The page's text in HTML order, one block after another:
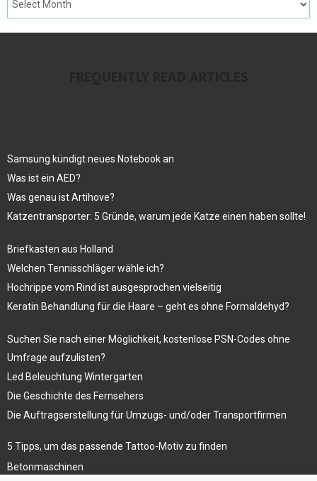
Samsung kündigt neues Notebook an
Was ist ein AED?
Was genau ist Artihove?
Katzentransporter: 5 Gründe, warum jede Katze einen haben sollte!
Briefkasten aus Holland
Welchen Tennisschläger wähle ich?
Hochrippe vom Rind ist ausgesprochen vielseitig
Keratin Behandlung für die Haare – geht es ohne Formaldehyd?
Suchen Sie nach einer Möglichkeit, kostenlose PSN-Codes ohne
Umfrage aufzulisten?
Led Beleuchtung Wintergarten
Die Geschichte des Fernsehers
Die Auftragserstellung für Umzugs- und/oder Transportfirmen
5 Tipps, um das passende Tattoo-Motiv zu finden
Betonmaschinen